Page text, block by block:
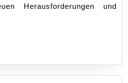
Potenzial
Herausforderungen und